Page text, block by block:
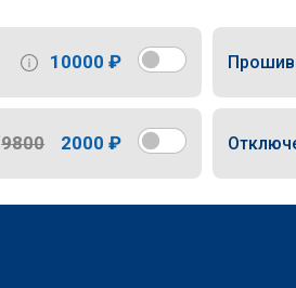
10000 ₽
9800 2000 ₽